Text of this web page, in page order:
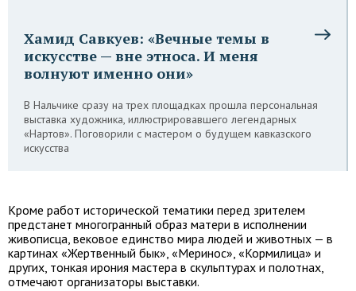
Хамид Савкуев: «Вечные темы в
искусстве — вне этноса. И меня
волнуют именно они»
В Нальчике сразу на трех площадках прошла персональная
выставка художника, иллюстрировавшего легендарных
«Нартов». Поговорили с мастером о будущем кавказского
искусства
Кроме работ исторической тематики перед зрителем
предстанет многогранный образ матери в исполнении
живописца, вековое единство мира людей и животных — в
картинах «Жертвенный бык», «Меринос», «Кормилица» и
других, тонкая ирония мастера в скульптурах и полотнах,
отмечают организаторы выставки.